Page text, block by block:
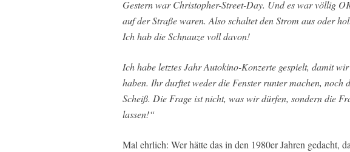
Gestern war Christopher-Street-Day. Und es war völlig
auf der Straße waren. Also schaltet den Strom aus oder
Ich hab die Schnauze voll davon!
Ich habe letztes Jahr Autokino-Konzerte gespielt, damit
haben. Ihr durftet weder die Fenster runter machen, noch
Scheiß. Die Frage ist nicht, was wir dürfen, sondern die
lassen!“
Mal ehrlich: Wer hätte das in den 1980er Jahren gedacht,